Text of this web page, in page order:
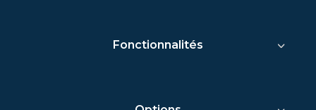
Fonctionnalités